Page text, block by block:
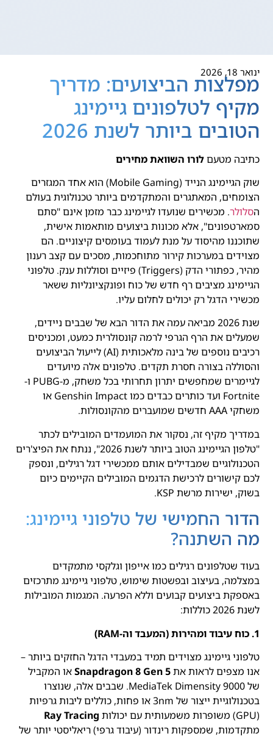
ינואר 18, 2026
מפלצות הביצועים: מדריך
מקיף לטלפונים גיימינג
הטובים ביותר לשנת 2026
כתיבה מטעםלורו השוואת מחירים
שוק הגיימינג הנייד (Mobile Gaming) הוא אחד המגזרים
הצומחים, המאתגרים והמתקדמים ביותר טכנולוגית בעולם
הסלולר. מכשירים שנועדו לגיימינג כבר מזמן אינם "סתם
סמארטפונים", אלא מכונות ביצועים מותאמות אישית,
שתוכננו מהיסוד על מנת לעמוד בעומסים קיצוניים. הם
מצוידים במערכות קירור מתוחכמות, מסכים עם קצב רענון
מהיר, כפתורי הדק (Triggers) פיזיים וסוללות ענק. טלפוני
הגיימינג מציבים רף חדש של כוח ופונקציונליות ששאר
מכשירי הדגל רק יכולים לחלום עליו.
שנת 2026 מביאה עמה את הדור הבא של שבבים ניידים,
שמעלים את הרף הגרפי לרמה קונסולרית כמעט, ומכניסים
רכיבים נוספים של בינה מלאכותית (AI) לייעול הביצועים
והסוללה בצורה חסרת תקדים. טלפונים אלה מיועדים
לגיימרים שמחפשים יתרון תחרותי בכל משחק, מ-PUBG ו-
Fortnite ועד כותרים כבדים כמו Genshin Impact או
משחקי AAA חדשים שמועברים מהקונסולות.
במדריך מקיף זה, נסקור את המועמדים המובילים לכתר
"טלפון הגיימינג הטוב ביותר לשנת 2026", ננתח את הפיצ'רים
הטכנולוגיים שמבדילים אותם ממכשירי דגל רגילים, ונספק
לכם קישורים לרכישת הדגמים המובילים הקיימים כיום
בשוק, ישירות מרשת KSP.
הדור החמישי של טלפוני גיימינג:
מה השתנה?
בעוד שטלפונים רגילים כמו אייפון וגלקסי מתמקדים
במצלמה, בעיצוב ובפשטות שימוש, טלפוני גיימינג מתרכזים
באספקת ביצועים קבועים וללא הפרעה. המגמות המובילות
לשנת 2026 כוללות:
1. כוח עיבוד ומהירות (המעבד וה-RAM)
טלפוני גיימינג מצוידים תמיד במעבדי הדגל החזקים ביותר –
אנו מצפים לראות אתSnapdragon 8 Gen 5או המקביל
של MediaTek Dimensity 9000. שבבים אלה, שנוצרו
בטכנולוגיית ייצור של 3nm או פחות, כוללים ליבות גרפיות
(GPU) משופרות משמעותית עם יכולות
Ray Tracing
מתקדמות, שמספקות רינדור (עיבוד גרפי) ריאליסטי יותר של